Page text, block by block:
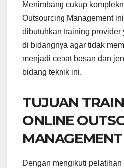
Menimbang cukup
Outsourcing Management
dibutuhkan training provider
di bidangnya agar tidak
menjadi cepat bosan dan
bidang teknik ini.
TUJUAN
ONLINE
MANAGEMENT
Dengan mengikuti pelatihan